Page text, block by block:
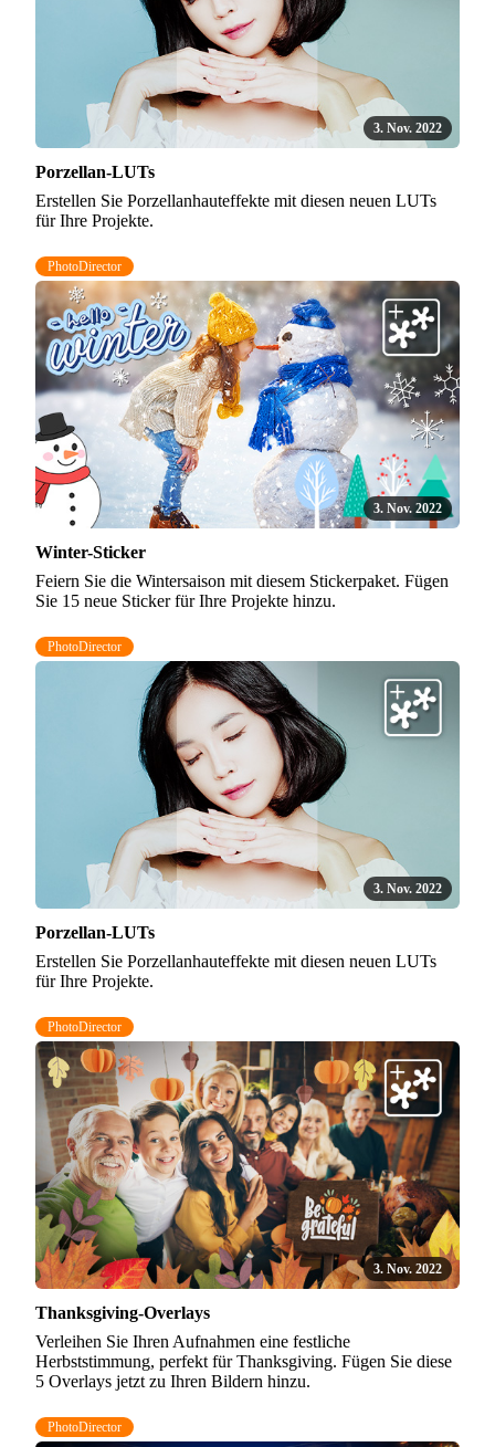
3. Nov. 2022
Porzellan-LUTs
Erstellen Sie Porzellanhauteffekte mit diesen neuen LUTs
für Ihre Projekte.
PhotoDirector
3. Nov. 2022
Winter-Sticker
Feiern Sie die Wintersaison mit diesem Stickerpaket. Fügen
Sie 15 neue Sticker für Ihre Projekte hinzu.
PhotoDirector
3. Nov. 2022
Porzellan-LUTs
Erstellen Sie Porzellanhauteffekte mit diesen neuen LUTs
für Ihre Projekte.
PhotoDirector
3. Nov. 2022
Thanksgiving-Overlays
Verleihen Sie Ihren Aufnahmen eine festliche
Herbststimmung, perfekt für Thanksgiving. Fügen Sie diese
5 Overlays jetzt zu Ihren Bildern hinzu.
PhotoDirector